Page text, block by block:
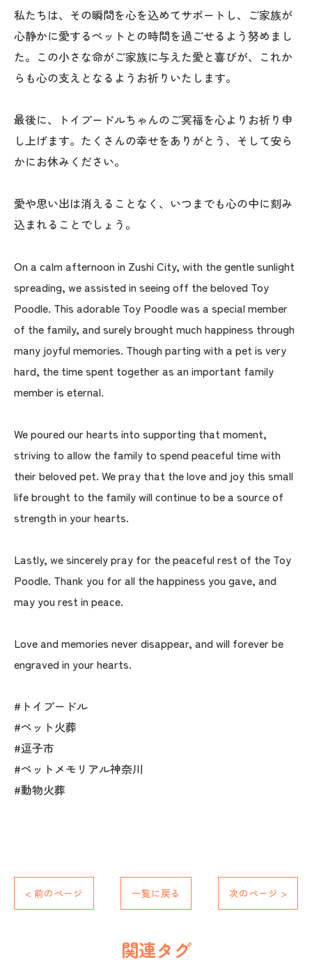
私たちは、その瞬間を心を込めてサポートし、ご家族が
心静かに愛するペットとの時間を過ごせるよう努めまし
た。この小さな命がご家族に与えた愛と喜びが、これか
らも心の支えとなるようお祈りいたします。
最後に、トイプードルちゃんのご冥福を心よりお祈り申
し上げます。たくさんの幸せをありがとう、そして安ら
かにお休みください。
愛や思い出は消えることなく、いつまでも心の中に刻み
込まれることでしょう。
On a calm afternoon in Zushi City, with the gentle sunlight
spreading, we assisted in seeing off the beloved Toy
Poodle. This adorable Toy Poodle was a special member
of the family, and surely brought much happiness through
many joyful memories. Though parting with a pet is very
hard, the time spent together as an important family
member is eternal.
We poured our hearts into supporting that moment,
striving to allow the family to spend peaceful time with
their beloved pet. We pray that the love and joy this small
life brought to the family will continue to be a source of
strength in your hearts.
Lastly, we sincerely pray for the peaceful rest of the Toy
Poodle. Thank you for all the happiness you gave, and
may you rest in peace.
Love and memories never disappear, and will forever be
engraved in your hearts.
#トイプードル
#ペット火葬
#逗子市
#ペットメモリアル神奈川
#動物火葬
< 前のページ 一覧に戻る 次のページ >
関連タグ